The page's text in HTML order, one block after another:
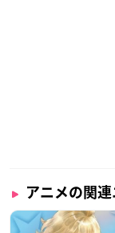
アニメの関